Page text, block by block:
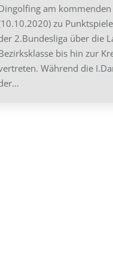
am kommenden
zu
2.Bundesliga über die
bis hin zur
Während die